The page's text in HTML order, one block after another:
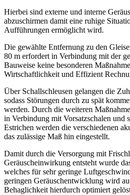
Hierbei sind externe und interne
abzuschirmen damit eine ruhige
Aufführungen ermöglicht wird.
Die gewählte Entfernung zu den
80 m erfordert in Verbindung mit der
Bauweise keine besonderen
Wirtschaftlichkeit und Effizient
Über Schallschleusen gelangen die
sodass Störungen durch zu spät
werden. Durch die weiteren
in Verbindung mit Vorsatzschalen und
Estrichen werden die verschiedenen
das zulässige Maß hin eingestellt.
Damit durch die Versorgung mit
Geräuscheinwirkung entsteht wurde
welches für sehr geringe
geringen Geräuschentwicklung wird
Behaglichkeit hierdurch optimiert